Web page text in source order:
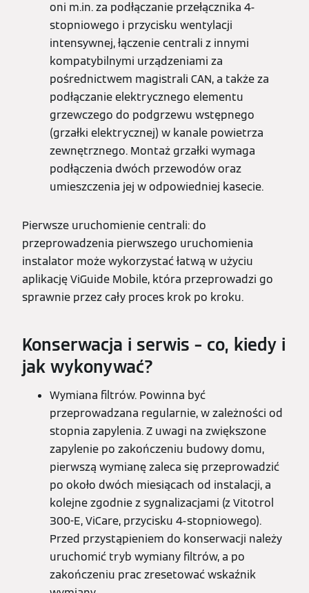
oni m.in. za podłączanie przełącznika 4-
stopniowego i przycisku wentylacji
intensywnej, łączenie centrali z innymi
kompatybilnymi urządzeniami za
pośrednictwem magistrali CAN, a także za
podłączanie elektrycznego elementu
grzewczego do podgrzewu wstępnego
(grzałki elektrycznej) w kanale powietrza
zewnętrznego. Montaż grzałki wymaga
podłączenia dwóch przewodów oraz
umieszczenia jej w odpowiedniej kasecie.
Pierwsze uruchomienie centrali: do
przeprowadzenia pierwszego uruchomienia
instalator może wykorzystać łatwą w użyciu
aplikację ViGuide Mobile, która przeprowadzi go
sprawnie przez cały proces krok po kroku.
Konserwacja i serwis – co, kiedy i
jak wykonywać?
Wymiana filtrów. Powinna być
przeprowadzana regularnie, w zależności od
stopnia zapylenia. Z uwagi na zwiększone
zapylenie po zakończeniu budowy domu,
pierwszą wymianę zaleca się przeprowadzić
po około dwóch miesiącach od instalacji, a
kolejne zgodnie z sygnalizacjami (z Vitotrol
300-E, ViCare, przycisku 4-stopniowego).
Przed przystąpieniem do konserwacji należy
uruchomić tryb wymiany filtrów, a po
zakończeniu prac zresetować wskaźnik